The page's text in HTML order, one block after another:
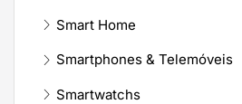
Smart Home
Smartphones & Telemóveis
Smartwatchs